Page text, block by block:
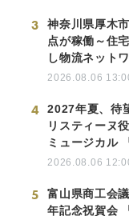
3
神奈川県厚木
点が稼働～住
し物流ネット
2026.08.06
4
2027年夏、待
リスティーヌ
ミュージカル
2026.08.06
5
富山県商工会
年記念祝賀会